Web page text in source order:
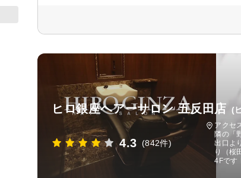
ヒロ銀座ヘアーサロン 五反田店 (
4.3 (842件)
アクセ
隣の「
出口よ
り（桜
4Fです